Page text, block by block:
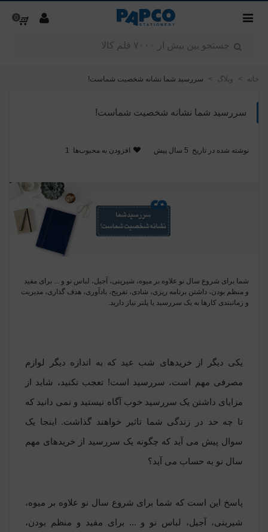
0
خانه > وبلاگ > سررسید شما نشانه شخصیت شماست!
سررسید شما نشانه شخصیت شماست!
نوشته شده در تاریخ 5 سال پیش افزودن به محبوب‌ها 1
شما برای شروع سال نو علاوه بر میوه، شیرینی، آجیل، لباس نو و ... برای مفید
و منظم بودن، داشتن برنامه ریزی، شادی، تفریح، یادآوری، هدف گذاری، مدیریت
و زمانبندی کارها به یک سررسید یا پلنر نیاز دارید.
یکی دیگر از خریدهای شب عید که به اندازه دیگر لوازم
مصرفی مهم است، سررسید است! تعجب نکنید، شاید از
مزایای داشتن یک سررسید خوب آگاه نیستید و نمی دانید که
تا چه حد در زندگی شما تاثیر خواهند گذاشت. اینجا یک
سوال پیش می آید که چگونه یک سررسید از خریدهای مهم
سال نو به حساب می آید؟
پاسخ این است که شما برای شروع سال نو علاوه بر میوه،
شیرینی، آجیل، لباس نو و ... برای مفید و منظم بودن،